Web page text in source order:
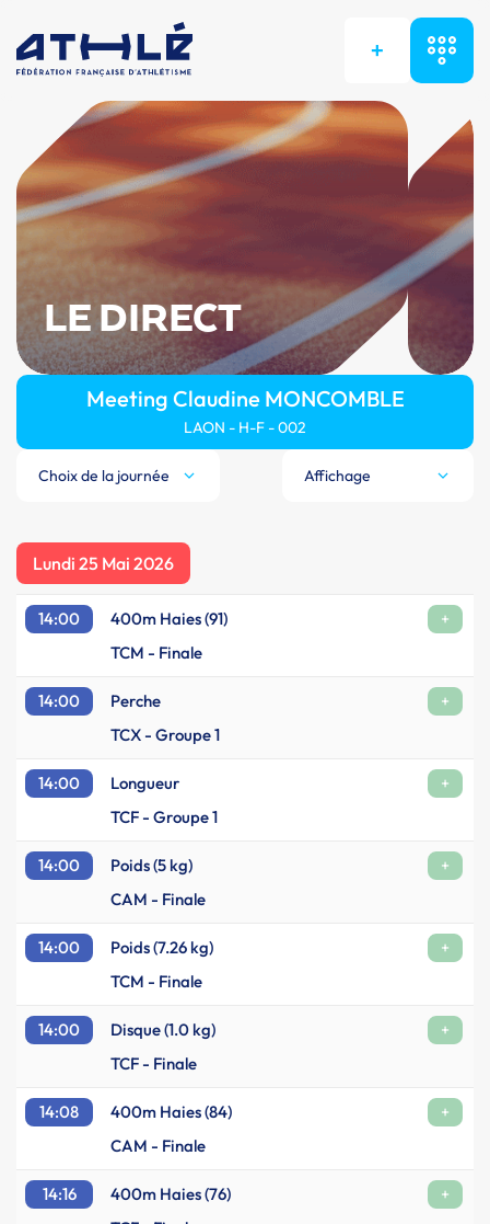
+
LE DIRECT
Meeting Claudine MONCOMBLE
LAON - H-F - 002
Choix de la journée Affichage
Lundi 25 Mai 2026
14:00 400m Haies (91)
+
TCM - Finale
14:00 Perche
+
TCX - Groupe 1
14:00 Longueur
+
TCF - Groupe 1
14:00 Poids (5 kg)
+
CAM - Finale
14:00 Poids (7.26 kg)
+
TCM - Finale
14:00 Disque (1.0 kg)
+
TCF - Finale
14:08 400m Haies (84)
+
CAM - Finale
14:16 400m Haies (76)
+